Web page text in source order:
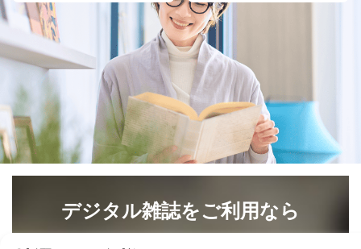
デジタル雑誌をご利用なら